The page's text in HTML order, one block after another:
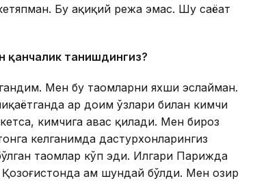
Бу ҳақиқий режа эмас. Шу саёҳат
қанчалик танишдингиз?
Мен бу таомларни яхши эслайман.
ҳар доим ўзлари билан кимчи
кимчига ҳавас қилади. Мен бироз
келганимда дастурхонларингиз
таомлар кўп эди. Илгари Парижда
ҳам шундай бўлди. Мен ҳозир